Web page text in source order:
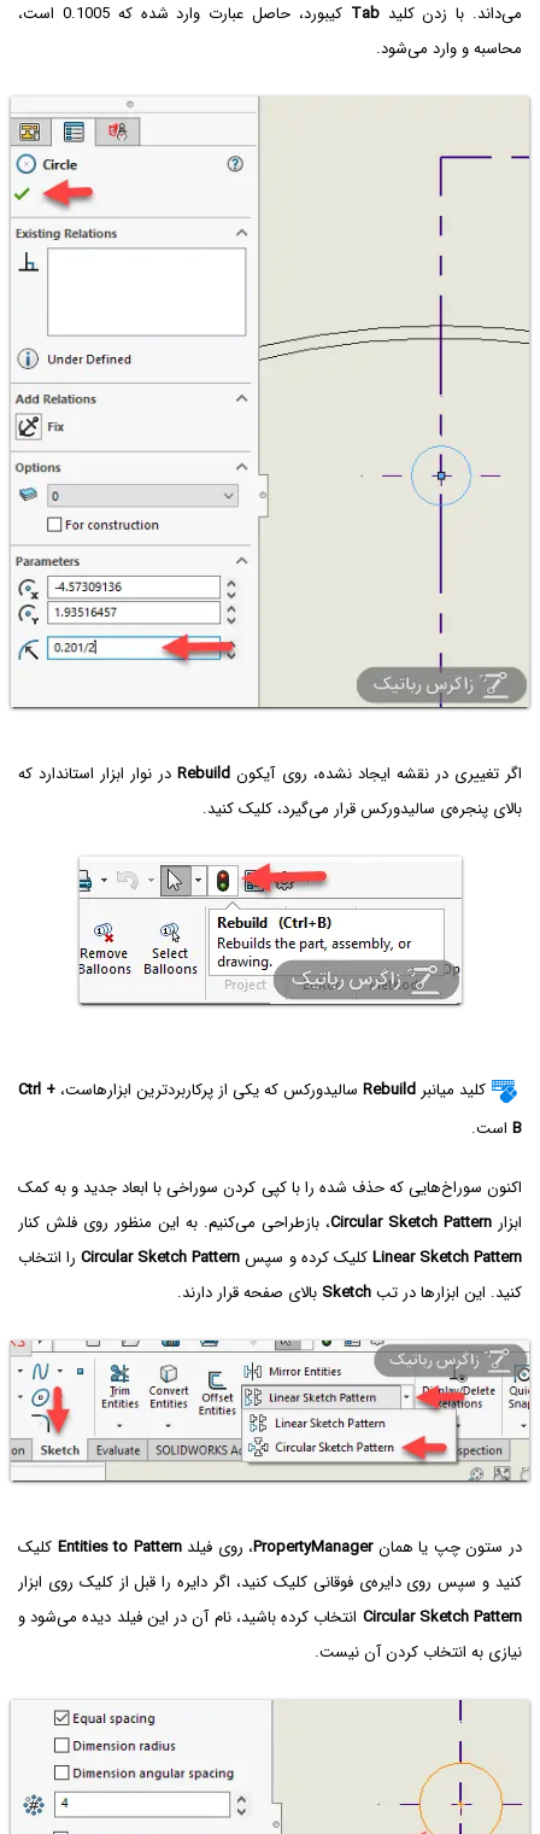
می‌داند. با زدن کلیدTab
کیبورد، حاصل عبارت وارد شده که 0.1005 است،
محاسبه و وارد می‌شود.
اگر تغییری در نقشه ایجاد نشده، روی آیکون Rebuildدر نوار ابزار استاندارد که
بالای پنجره‌ی سالیدورکس قرار می‌گیرد، کلیک کنید.
کلید میانبرRebuild سالیدورکس که یکی از پرکاربردترین ابزارهاست، Ctrl +
B است.
اکنون سوراخ‌هایی که حذف شده را با کپی کردن سوراخی با ابعاد جدید و به کمک
ابزار Circular Sketch Pattern، بازطراحی می‌کنیم. به این منظور روی فلش کنار
Linear Sketch Patternکلیک کرده و سپسCircular Sketch Patternرا انتخاب
کنید. این ابزارها در تبSketch بالای صفحه قرار دارند.
در ستون چپ یا همانPropertyManager، روی فیلدEntities to Pattern کلیک
کنید و سپس روی دایره‌ی فوقانی کلیک کنید، اگر دایره را قبل از کلیک روی ابزار
Circular Sketch Pattern انتخاب کرده باشید، نام آن در این فیلد دیده می‌شود و
نیازی به انتخاب کردن آن نیست.